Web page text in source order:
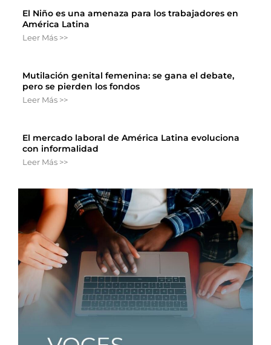
El Niño es una amenaza para los trabajadores en
América Latina
Leer Más >>
Mutilación genital femenina: se gana el debate,
pero se pierden los fondos
Leer Más >>
El mercado laboral de América Latina evoluciona
con informalidad
Leer Más >>